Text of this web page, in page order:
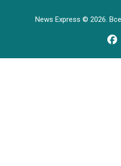
News Express © 2026.